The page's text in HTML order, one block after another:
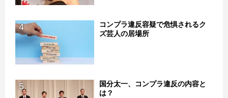
4
コンプラ違反容疑で危惧されるク
ズ芸人の居場所
5
国分太一、コンプラ違反の内容と
は？